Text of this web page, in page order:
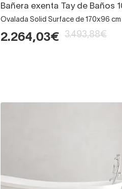
Bañera exenta Tay de Baños
Ovalada Solid Surface de 170x96 cm
2.264,03€ 3.493,88€